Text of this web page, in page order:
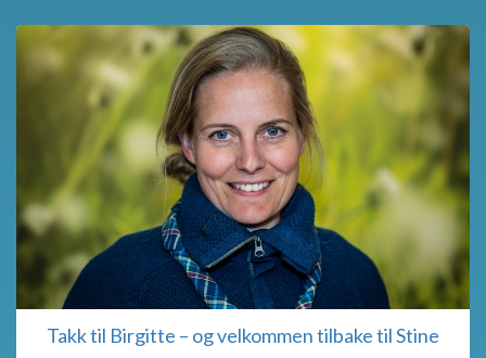
Takk til Birgitte – og velkommen tilbake til Stine